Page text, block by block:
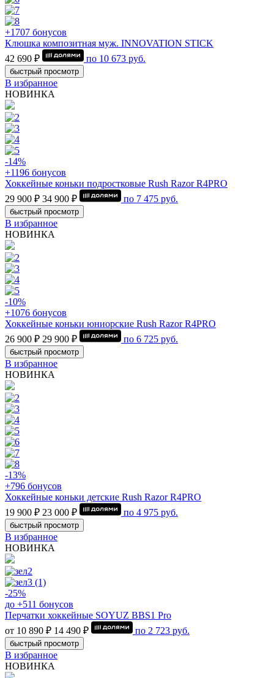
+1707 бонусов
Клюшка композитная муж. INNOVATION STICK
42 690 ₽
по 10 673 руб.
быстрый просмотр
В избранное
НОВИНКА
-14%
+1196 бонусов
Хоккейные коньки подростковые Rush Razor R4PRO
29 900 ₽ 34 900 ₽ по 7 475 руб.
быстрый просмотр
В избранное
НОВИНКА
-10%
+1076 бонусов
Хоккейные коньки юниорские Rush Razor R4PRO
26 900 ₽ 29 900 ₽ по 6 725 руб.
быстрый просмотр
В избранное
НОВИНКА
-13%
+796 бонусов
Хоккейные коньки детские Rush Razor R4PRO
19 900 ₽ 23 000 ₽ по 4 975 руб.
быстрый просмотр
В избранное
НОВИНКА
-25%
до +511 бонусов
Перчатки хоккейные SOYUZ BBS1 Pro
от 10 890 ₽ 14 490 ₽ по 2 723 руб.
быстрый просмотр
В избранное
НОВИНКА